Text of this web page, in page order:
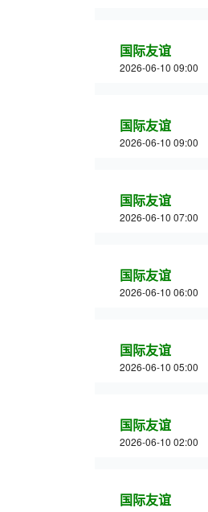
国际友谊
2026-06-10 09:00
国际友谊
2026-06-10 09:00
国际友谊
2026-06-10 07:00
国际友谊
2026-06-10 06:00
国际友谊
2026-06-10 05:00
国际友谊
2026-06-10 02:00
国际友谊